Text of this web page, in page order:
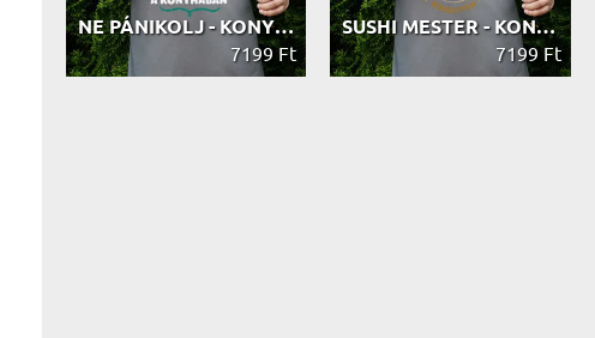
NE PÁNIKOLJ - KONYHAI KÖTÉNY
7199 Ft
SUSHI MESTER - KONYHAI KÖTÉNY
7199 Ft